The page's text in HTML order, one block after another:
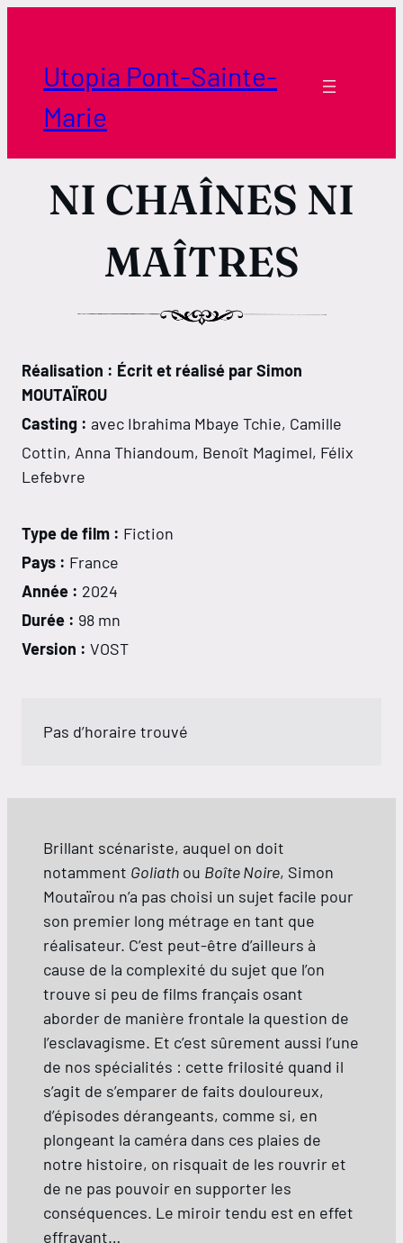
contenuUtopia Pont-Sainte-
Marie
NI CHAÎNES NI
MAÎTRES
Réalisation : Écrit et réalisé par Simon
MOUTAÏROU
Casting : avec Ibrahima Mbaye Tchie, Camille
Cottin, Anna Thiandoum, Benoît Magimel, Félix
Lefebvre
Type de film : Fiction
Pays : France
Année : 2024
Durée : 98 mn
Version : VOST
Pas d’horaire trouvé
Brillant scénariste, auquel on doit
notamment Goliath ou Boîte Noire, Simon
Moutaïrou n’a pas choisi un sujet facile pour
son premier long métrage en tant que
réalisateur. C’est peut-être d’ailleurs à
cause de la complexité du sujet que l’on
trouve si peu de films français osant
aborder de manière frontale la question de
l’esclavagisme. Et c’est sûrement aussi l’une
de nos spécialités : cette frilosité quand il
s’agit de s’emparer de faits douloureux,
d’épisodes dérangeants, comme si, en
plongeant la caméra dans ces plaies de
notre histoire, on risquait de les rouvrir et
de ne pas pouvoir en supporter les
conséquences. Le miroir tendu est en effet
effrayant…